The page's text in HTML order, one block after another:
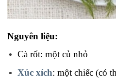
Nguyên liệu:
Cà rốt: một củ nhỏ
Xúc xích: một chiếc (có